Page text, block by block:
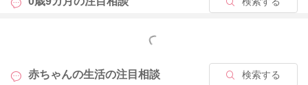
が、まだまだ授乳で寝かしつけをすることは自然な時期ですか
現実的には、急に授乳をやめると親子ともに負担が大きいの
で、まずは最初の1回だけトントンや抱っこで様子を見てみた
り、完全に泣き切る前に落ち着かせる、授乳しても少し飲みが
もっと見る
赤ちゃんの生活の注目相談 検索する